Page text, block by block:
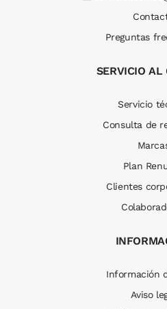
Preguntas
SERVICIO AL
Servicio
Consulta de
Plan
Clientes
Información
Aviso